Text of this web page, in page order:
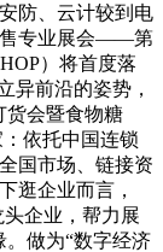
防、云计较到电
售专业展会——第
）将首度落
异前沿的姿势，
货会暨食物糖
依托中国连锁
国市场、链接资
逛企业而言，
企业，帮力展
做为“数字经济